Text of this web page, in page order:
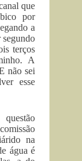
que
por
a
terços
A
não sei
esse
na
água é